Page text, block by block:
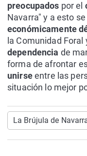
preocupados por el
Navarra" y a esto
económicamente
la Comunidad
dependencia de
forma de afrontar
unirseentre las
situación lo mejor
La Brújula de